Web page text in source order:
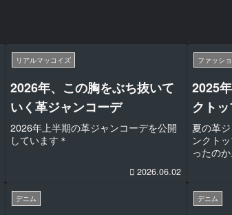
リアルマッコイズ
2026年、この胸をぶち抜いて
いく革ジャンコーデ
2026年上半期の革ジャンコーデを公開
しています＊
2026.06.02
ファッシ
2025
クト
夏の革
ンクト
ったの
デニム デニム